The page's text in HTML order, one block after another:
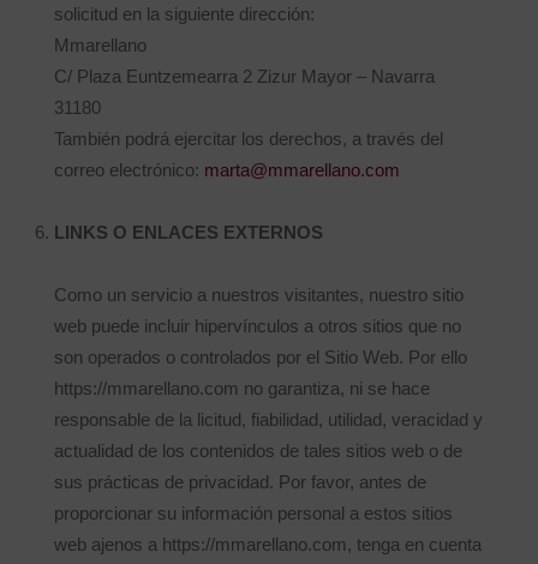
solicitud en la siguiente dirección:
Mmarellano
C/ Plaza Euntzemearra 2 Zizur Mayor – Navarra
31180
También podrá ejercitar los derechos, a través del
correo electrónico: marta@mmarellano.com
LINKS O ENLACES EXTERNOS
Como un servicio a nuestros visitantes, nuestro sitio
web puede incluir hipervínculos a otros sitios que no
son operados o controlados por el Sitio Web. Por ello
https://mmarellano.com no garantiza, ni se hace
responsable de la licitud, fiabilidad, utilidad, veracidad y
actualidad de los contenidos de tales sitios web o de
sus prácticas de privacidad. Por favor, antes de
proporcionar su información personal a estos sitios
web ajenos a https://mmarellano.com, tenga en cuenta